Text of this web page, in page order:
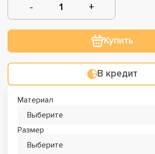
Купить
В кредит
Материал
Выберите
Размер
Выберите